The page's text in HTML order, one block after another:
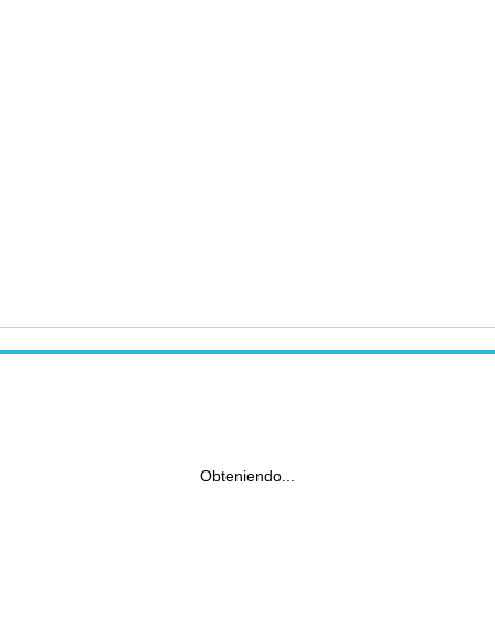
Obteniendo...